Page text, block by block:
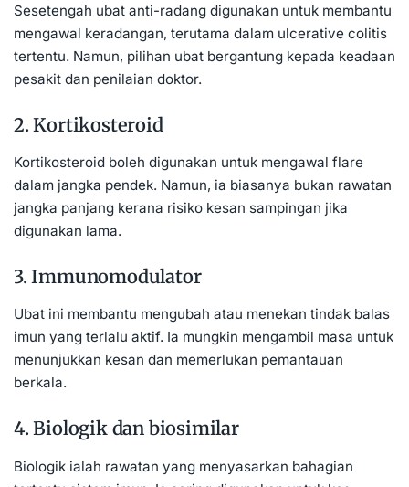
Sesetengah ubat anti-radang digunakan untuk membantu
mengawal keradangan, terutama dalam ulcerative colitis
tertentu. Namun, pilihan ubat bergantung kepada keadaan
pesakit dan penilaian doktor.
2. Kortikosteroid
Kortikosteroid boleh digunakan untuk mengawal flare
dalam jangka pendek. Namun, ia biasanya bukan rawatan
jangka panjang kerana risiko kesan sampingan jika
digunakan lama.
3. Immunomodulator
Ubat ini membantu mengubah atau menekan tindak balas
imun yang terlalu aktif. Ia mungkin mengambil masa untuk
menunjukkan kesan dan memerlukan pemantauan
berkala.
4. Biologik dan biosimilar
Biologik ialah rawatan yang menyasarkan bahagian